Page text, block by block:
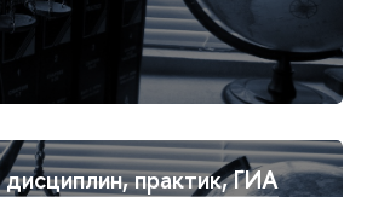
практик, ГИА